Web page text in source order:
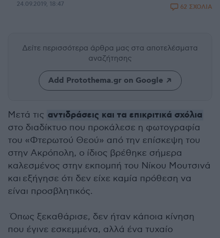
24.09.2019, 18:47 62 ΣΧΟΛΙΑ
Δείτε περισσότερα άρθρα μας στα αποτελέσματα
αναζήτησης
Add Protothema.gr on Google
Μετά τις αντιδράσεις και τα επικριτικά σχόλια
στο διαδίκτυο που προκάλεσε η φωτογραφία
του «Φτερωτού Θεού» από την επίσκεψη του
στην Ακρόπολη, ο ίδιος βρέθηκε σήμερα
καλεσμένος στην εκπομπή του Νίκου Μουτσινά
και εξήγησε ότι δεν είχε καμία πρόθεση να
είναι προσβλητικός.
Όπως ξεκαθάρισε, δεν ήταν κάποια κίνηση
που έγινε εσκεμμένα, αλλά ένα τυχαίο